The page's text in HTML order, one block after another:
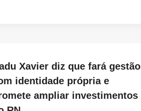
Xavier diz que fará gestão
identidade própria e
ampliar investimentos